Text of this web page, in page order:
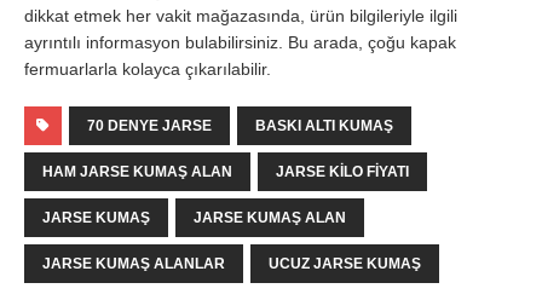
dikkat etmek her vakit mağazasında, ürün bilgileriyle ilgili
ayrıntılı informasyon bulabilirsiniz. Bu arada, çoğu kapak
fermuarlarla kolayca çıkarılabilir.
70 DENYE JARSE BASKI ALTI KUMAŞ
HAM JARSE KUMAŞ ALAN JARSE KILO FIYATI
JARSE KUMAŞ JARSE KUMAŞ ALAN
JARSE KUMAŞ ALANLAR UCUZ JARSE KUMAŞ